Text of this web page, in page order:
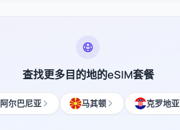
查找更多目的地的eSIM套餐
阿尔巴尼亚 马其顿 克罗地亚